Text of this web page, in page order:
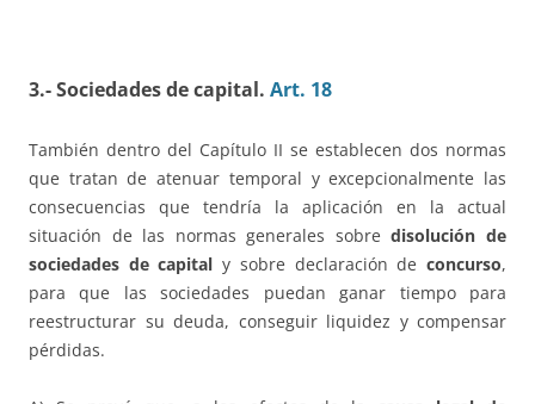
3.- Sociedades de capital. Art. 18
También dentro del Capítulo II se establecen dos normas
que tratan de atenuar temporal y excepcionalmente las
consecuencias que tendría la aplicación en la actual
situación de las normas generales sobredisolución de
sociedades de capital y sobre declaración deconcurso,
para que las sociedades puedan ganar tiempo para
reestructurar su deuda, conseguir liquidez y compensar
pérdidas.